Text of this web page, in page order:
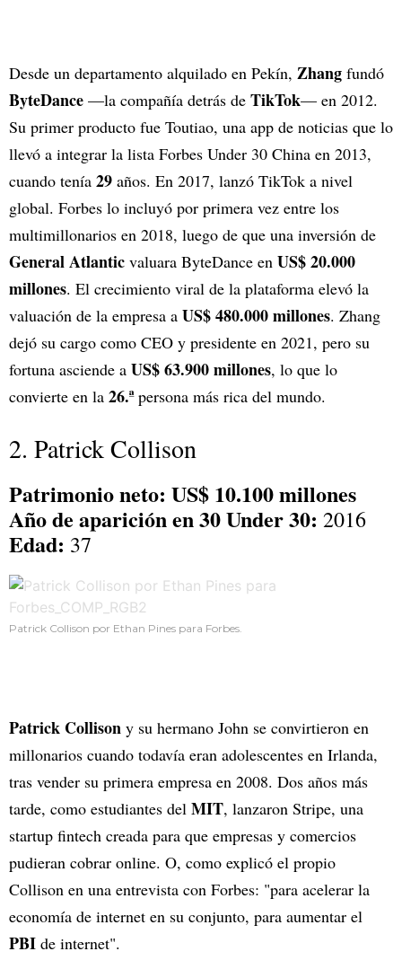
Desde un departamento alquilado en Pekín, Zhang fundó
ByteDance —la compañía detrás de TikTok— en 2012.
Su primer producto fue Toutiao, una app de noticias que lo
llevó a integrar la lista Forbes Under 30 China en 2013,
cuando tenía 29 años. En 2017, lanzó TikTok a nivel
global. Forbes lo incluyó por primera vez entre los
multimillonarios en 2018, luego de que una inversión de
General Atlantic valuara ByteDance en US$ 20.000
millones. El crecimiento viral de la plataforma elevó la
valuación de la empresa a US$ 480.000 millones. Zhang
dejó su cargo como CEO y presidente en 2021, pero su
fortuna asciende a US$ 63.900 millones, lo que lo
convierte en la 26.ªpersona más rica del mundo.
2. Patrick Collison
Patrimonio neto: US$ 10.100 millones
Año de aparición en 30 Under 30: 2016
Edad: 37
Patrick Collison por Ethan Pines para Forbes.
Patrick Collison y su hermano John se convirtieron en
millonarios cuando todavía eran adolescentes en Irlanda,
tras vender su primera empresa en 2008. Dos años más
tarde, como estudiantes del MIT, lanzaron Stripe, una
startup fintech creada para que empresas y comercios
pudieran cobrar online. O, como explicó el propio
Collison en una entrevista con Forbes: "para acelerar la
economía de internet en su conjunto, para aumentar el
PBI de internet".